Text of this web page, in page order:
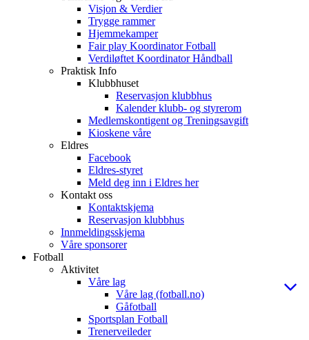
Visjon & Verdier
Trygge rammer
Hjemmekamper
Fair play Koordinator Fotball
Verdiløftet Koordinator Håndball
Praktisk Info
Klubbhuset
Reservasjon klubbhus
Kalender klubb- og styrerom
Medlemskontigent og Treningsavgift
Kioskene våre
Eldres
Facebook
Eldres-styret
Meld deg inn i Eldres her
Kontakt oss
Kontaktskjema
Reservasjon klubbhus
Innmeldingsskjema
Våre sponsorer
Fotball
Aktivitet
Våre lag
Våre lag (fotball.no)
Gåfotball
Sportsplan Fotball
Trenerveileder